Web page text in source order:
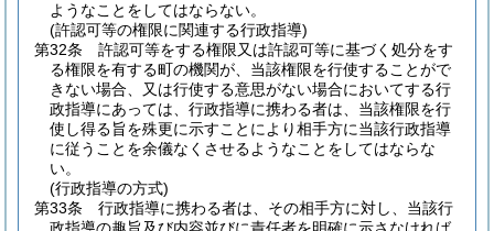
ようなことをしてはならない。
(許認可等の権限に関連する行政指導)
第32条
許認可等をする権限又は許認可等に基づく処分をす
る権限を有する町の機関が、当該権限を行使することがで
きない場合、又は行使する意思がない場合においてする行
政指導にあっては、行政指導に携わる者は、当該権限を行
使し得る旨を殊更に示すことにより相手方に当該行政指導
に従うことを余儀なくさせるようなことをしてはならな
い。
(行政指導の方式)
第33条
行政指導に携わる者は、その相手方に対し、当該行